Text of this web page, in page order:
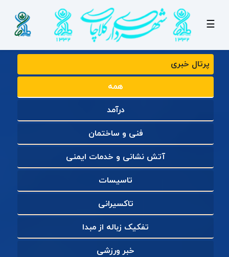
☰
پرتال خبری
همه
درآمد
فنی و ساختمان
آتش نشانی و خدمات ایمنی
تاسیسات
تاکسیرانی
تفکیک زباله از مبدا
خبر ورزشی